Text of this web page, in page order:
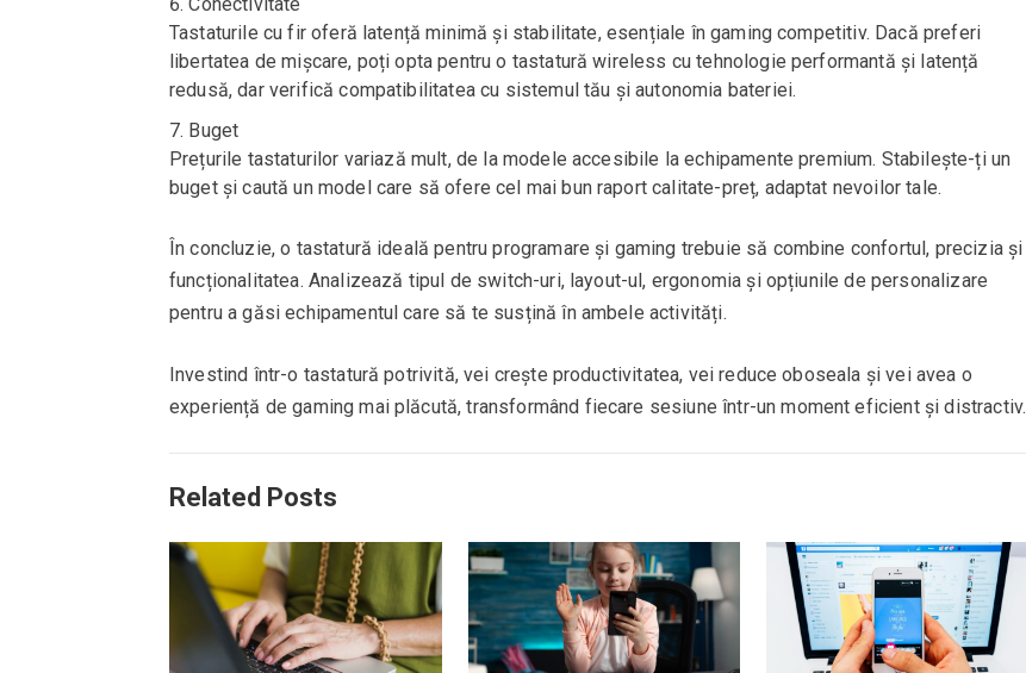
Tastaturile cu fir oferă latență minimă și stabilitate, esențiale în gaming competitiv. Dacă preferi
libertatea de mișcare, poți opta pentru o tastatură wireless cu tehnologie performantă și latență
redusă, dar verifică compatibilitatea cu sistemul tău și autonomia bateriei.
Buget
Prețurile tastaturilor variază mult, de la modele accesibile la echipamente premium. Stabilește-ți un
buget și caută un model care să ofere cel mai bun raport calitate-preț, adaptat nevoilor tale.
În concluzie, o tastatură ideală pentru programare și gaming trebuie să combine confortul, precizia și
funcționalitatea. Analizează tipul de switch-uri, layout-ul, ergonomia și opțiunile de personalizare
pentru a găsi echipamentul care să te susțină în ambele activități.
Investind într-o tastatură potrivită, vei crește productivitatea, vei reduce oboseala și vei avea o
experiență de gaming mai plăcută, transformând fiecare sesiune într-un moment eficient și distractiv.
Related Posts